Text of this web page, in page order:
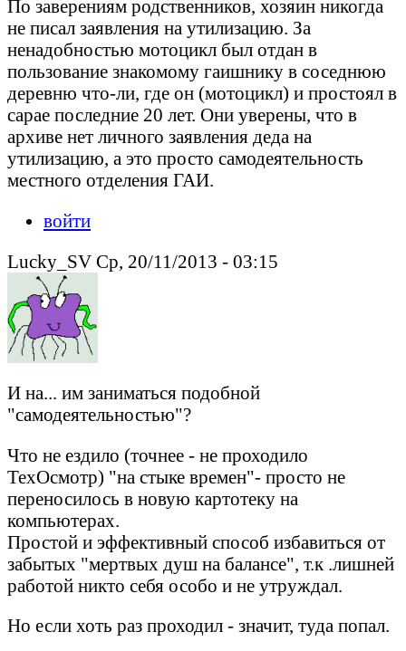
По заверениям родственников, хозяин никогда
не писал заявления на утилизацию. За
ненадобностью мотоцикл был отдан в
пользование знакомому гаишнику в соседнюю
деревню что-ли, где он (мотоцикл) и простоял в
сарае последние 20 лет. Они уверены, что в
архиве нет личного заявления деда на
утилизацию, а это просто самодеятельность
местного отделения ГАИ.
войти
Lucky_SV Ср, 20/11/2013 - 03:15
И на... им заниматься подобной
"самодеятельностью"?
Что не ездило (точнее - не проходило
ТехОсмотр) "на стыке времен"- просто не
переносилось в новую картотеку на
компьютерах.
Простой и эффективный способ избавиться от
забытых "мертвых душ на балансе", т.к .лишней
работой никто себя особо и не утруждал.
Но если хоть раз проходил - значит, туда попал.